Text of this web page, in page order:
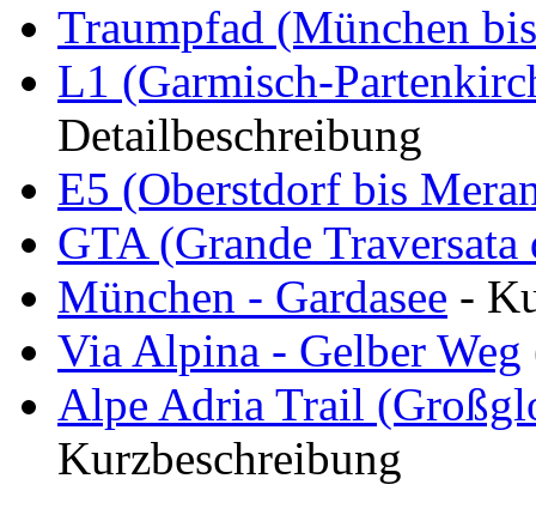
Traumpfad (München
L1 (Garmisch-
Detailbeschreibung
E5 (Oberstdorf bis
GTA (Grande
München - Gardasee -
Via Alpina - Gelber Weg
Alpe Adria Trail
Kurzbeschreibung